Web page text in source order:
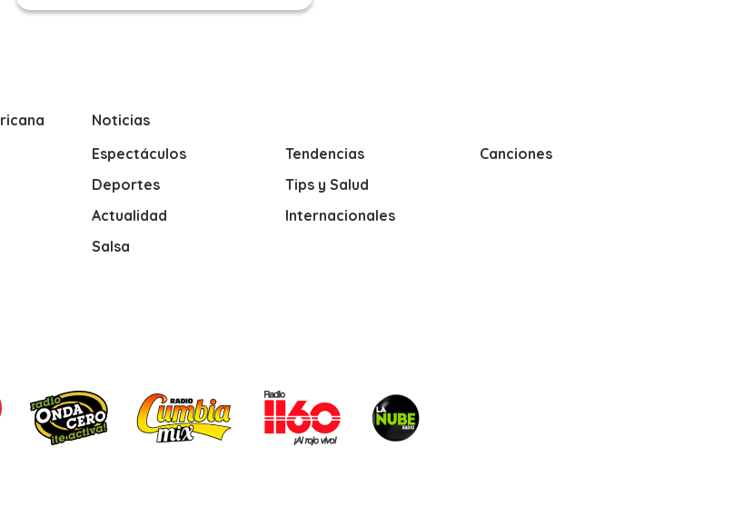
Noticias
Espectáculos
Deportes
Actualidad
Salsa
Tendencias
Tips y Salud
Internacionales
Canciones